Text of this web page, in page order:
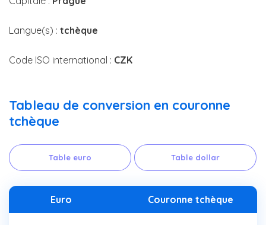
Langue(s) : tchèque
Code ISO international : CZK
Tableau de conversion en couronne
tchèque
Table euro Table dollar
Euro Couronne tchèque